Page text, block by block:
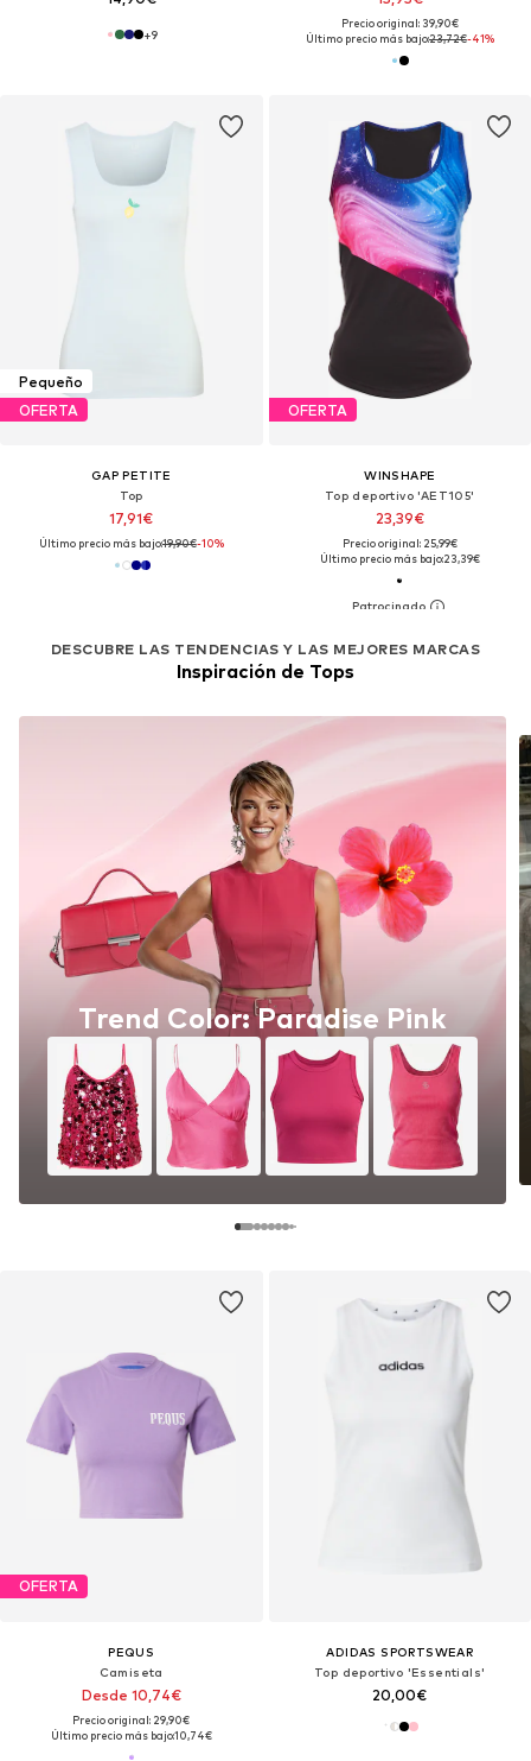
+9
Precio original: 39,90€
Último precio más bajo:23,72€-41%
Pequeño
OFERTA
GAP PETITE
Top
17,91€
Último precio más bajo:19,90€-10%
OFERTA
WINSHAPE
Top deportivo 'AET105'
23,39€
Precio original: 25,99€
Último precio más bajo:23,39€
OFERTA
PEQUS
Camiseta
Desde 10,74€
Precio original: 29,90€
Último precio más bajo:10,74€
DESCUBRE LAS TENDENCIAS Y LAS MEJORES MARCAS
Inspiración de Tops
Trend Color: Paradise Pink
ADIDAS SPORTSWEAR
Top deportivo 'Essentials'
20,00€